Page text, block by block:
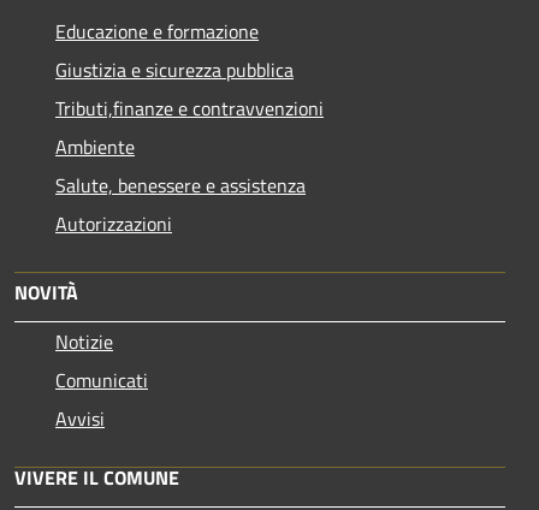
Educazione e formazione
Giustizia e sicurezza pubblica
Tributi,finanze e contravvenzioni
Ambiente
Salute, benessere e assistenza
Autorizzazioni
NOVITÀ
Notizie
Comunicati
Avvisi
VIVERE IL COMUNE